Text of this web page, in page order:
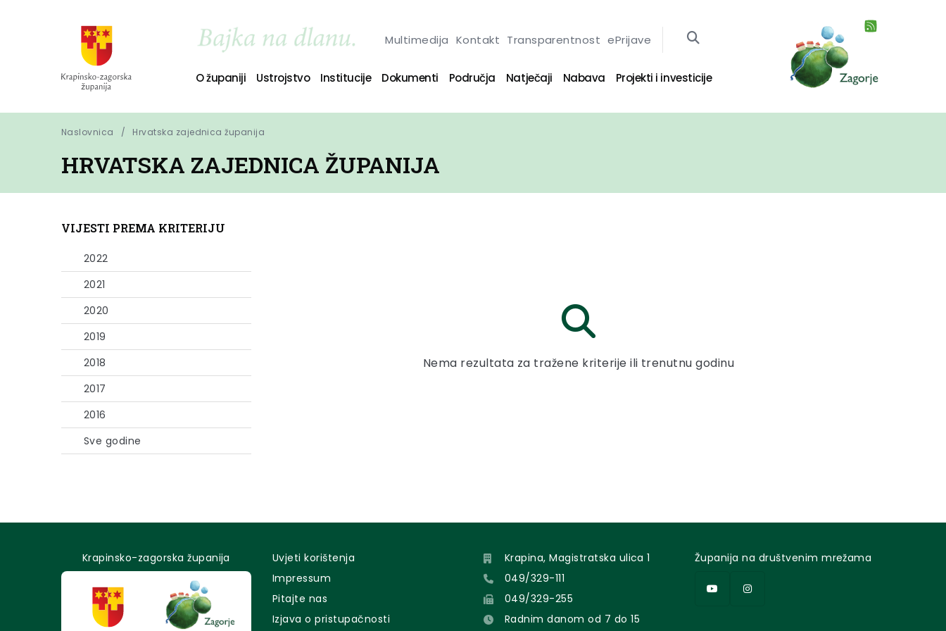
Multimedija Kontakt Transparentnost ePrijave
O županiji Ustrojstvo Institucije Dokumenti Područja Natječaji Nabava Projekti i investicije
Naslovnica Hrvatska zajednica županija
HRVATSKA ZAJEDNICA ŽUPANIJA
VIJESTI PREMA KRITERIJU
2022
2021
2020
2019
2018
2017
2016
Sve godine
Nema rezultata za tražene kriterije ili trenutnu godinu
Krapinsko-zagorska županija
Uvjeti korištenja
Impressum
Pitajte nas
Izjava o pristupačnosti
Krapina, Magistratska ulica 1
049/329-111
049/329-255
Radnim danom od 7 do 15
Županija na društvenim mrežama